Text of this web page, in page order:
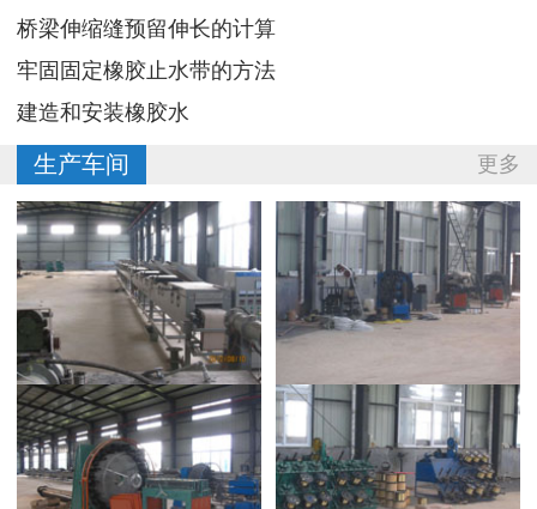
桥梁伸缩缝预留伸长的计算
牢固固定橡胶止水带的方法
建造和安装橡胶水
更多
生产车间